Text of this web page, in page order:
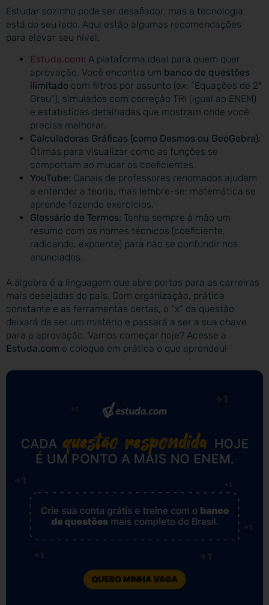
Estudar sozinho pode ser desafiador, mas a tecnologia
está do seu lado. Aqui estão algumas recomendações
para elevar seu nível:
Estuda.com: A plataforma ideal para quem quer
aprovação. Você encontra um banco de questões
ilimitado com filtros por assunto (ex: “Equações de 2º
Grau”), simulados com correção TRI (igual ao ENEM)
e estatísticas detalhadas que mostram onde você
precisa melhorar.
Calculadoras Gráficas (como Desmos ou GeoGebra):
Ótimas para visualizar como as funções se
comportam ao mudar os coeficientes.
YouTube: Canais de professores renomados ajudam
a entender a teoria, mas lembre-se: matemática se
aprende fazendo exercícios.
Glossário de Termos: Tenha sempre à mão um
resumo com os nomes técnicos (coeficiente,
radicando, expoente) para não se confundir nos
enunciados.
A álgebra é a linguagem que abre portas para as carreiras
mais desejadas do país. Com organização, prática
constante e as ferramentas certas, o “x” da questão
deixará de ser um mistério e passará a ser a sua chave
para a aprovação. Vamos começar hoje? Acesse a
Estuda.com e coloque em prática o que aprendeu!